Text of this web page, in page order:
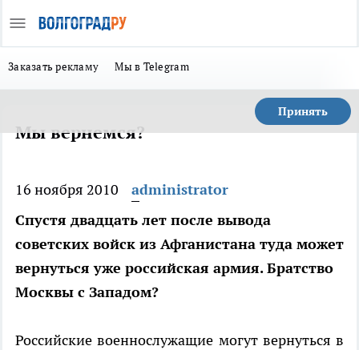
Заказать рекламу Мы в Telegram
Принять
Мы вернемся?
16 ноября 2010
administrator
Спустя двадцать лет после вывода
советских войск из Афганистана туда может
вернуться уже российская армия. Братство
Москвы с Западом?
Российские военнослужащие могут вернуться в